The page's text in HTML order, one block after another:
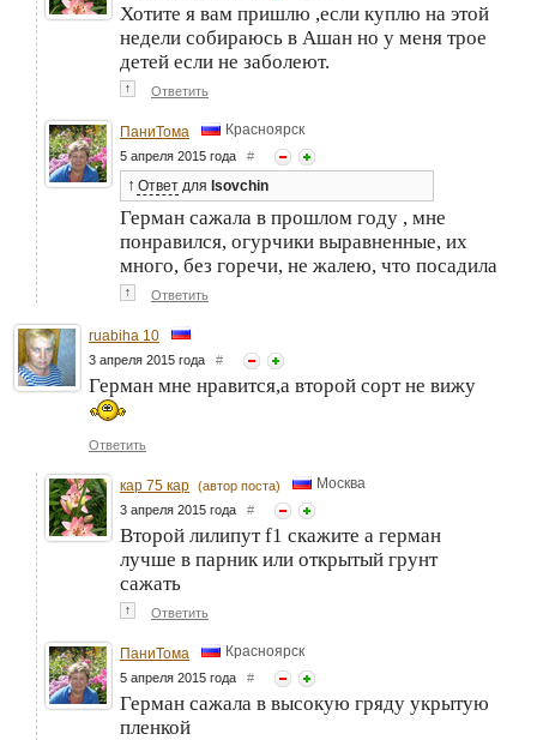
Хотите я вам пришлю ,если куплю на этой
недели собираюсь в Ашан но у меня трое
детей если не заболеют.
↑ Ответить
ПаниТома Красноярск
5 апреля 2015 года #
↑ Ответ для lsovchin
Герман сажала в прошлом году , мне
понравился, огурчики выравненные, их
много, без горечи, не жалею, что посадила
↑ Ответить
ruabiha 10
3 апреля 2015 года #
Герман мне нравится,а второй сорт не вижу
Ответить
кар 75 кар (автор поста) Москва
3 апреля 2015 года #
Второй лилипут f1 скажите а герман
лучше в парник или открытый грунт
сажать
↑ Ответить
ПаниТома Красноярск
5 апреля 2015 года #
Герман сажала в высокую гряду укрытую
пленкой